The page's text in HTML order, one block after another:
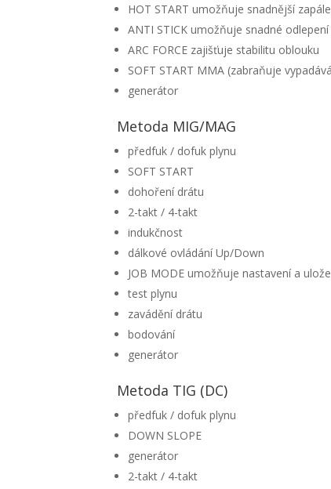
HOT START umožňuje snadnější
ANTI STICK umožňuje snadné
ARC FORCE zajišťuje stabilitu oblouku
SOFT START MMA (zabraňuje
generátor
Metoda MIG/MAG
předfuk / dofuk plynu
SOFT START
dohoření drátu
2-takt / 4-takt
indukčnost
dálkové ovládání Up/Down
JOB MODE umožňuje nastavení a
test plynu
zavádění drátu
bodování
generátor
Metoda TIG (DC)
předfuk / dofuk plynu
DOWN SLOPE
generátor
2-takt / 4-takt